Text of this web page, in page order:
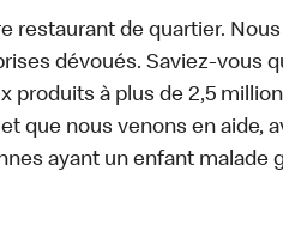
restaurant de quartier.
dévoués. Saviez-vous
produits à plus de 2,5
que nous venons en aide,
ayant un enfant malade